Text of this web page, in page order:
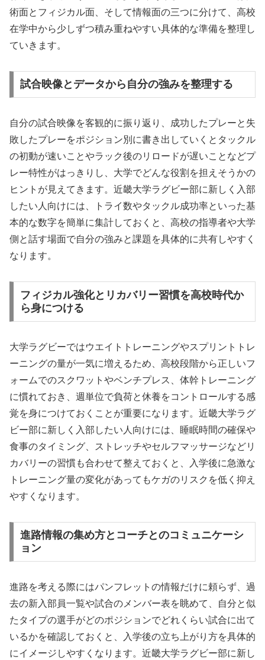
術面とフィジカル面、そして情報面の三つに分けて、高校
在学中から少しずつ積み重ねやすい具体的な準備を整理し
ていきます。
試合映像とデータから自分の強みを整理する
自分の試合映像を客観的に振り返り、成功したプレーと失
敗したプレーをポジション別に書き出していくとタックル
の初動が速いことやラック後のリロードが遅いことなどプ
レー特性がはっきりし、大学でどんな役割を担えそうかの
ヒントが見えてきます。近畿大学ラグビー部に新しく入部
したい人向けには、トライ数やタックル成功率といった基
本的な数字を簡単に集計しておくと、高校の指導者や大学
側と話す場面で自分の強みと課題を具体的に共有しやすく
なります。
フィジカル強化とリカバリー習慣を高校時代か
ら身につける
大学ラグビーではウエイトトレーニングやスプリントトレ
ーニングの量が一気に増えるため、高校段階から正しいフ
ォームでのスクワットやベンチプレス、体幹トレーニング
に慣れておき、週単位で負荷と休養をコントロールする感
覚を身につけておくことが重要になります。近畿大学ラグ
ビー部に新しく入部したい人向けには、睡眠時間の確保や
食事のタイミング、ストレッチやセルフマッサージなどリ
カバリーの習慣も合わせて整えておくと、入学後に急激な
トレーニング量の変化があってもケガのリスクを低く抑え
やすくなります。
進路情報の集め方とコーチとのコミュニケーシ
ョン
進路を考える際にはパンフレットの情報だけに頼らず、過
去の新入部員一覧や試合のメンバー表を眺めて、自分と似
たタイプの選手がどのポジションでどれくらい試合に出て
いるかを確認しておくと、入学後の立ち上がり方を具体的
にイメージしやすくなります。近畿大学ラグビー部に新し